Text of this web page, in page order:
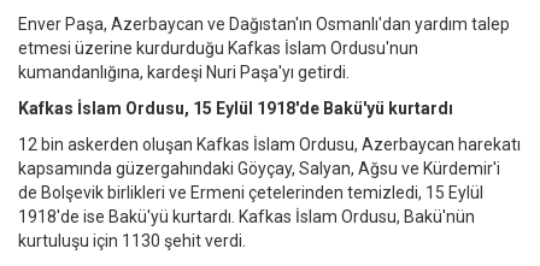
Enver Paşa, Azerbaycan ve Dağıstan'ın Osmanlı'dan yardım talep
etmesi üzerine kurdurduğu Kafkas İslam Ordusu'nun
kumandanlığına, kardeşi Nuri Paşa'yı getirdi.
Kafkas İslam Ordusu, 15 Eylül 1918'de Bakü'yü kurtardı
12 bin askerden oluşan Kafkas İslam Ordusu, Azerbaycan harekatı
kapsamında güzergahındaki Göyçay, Salyan, Ağsu ve Kürdemir'i
de Bolşevik birlikleri ve Ermeni çetelerinden temizledi, 15 Eylül
1918'de ise Bakü'yü kurtardı. Kafkas İslam Ordusu, Bakü'nün
kurtuluşu için 1130 şehit verdi.